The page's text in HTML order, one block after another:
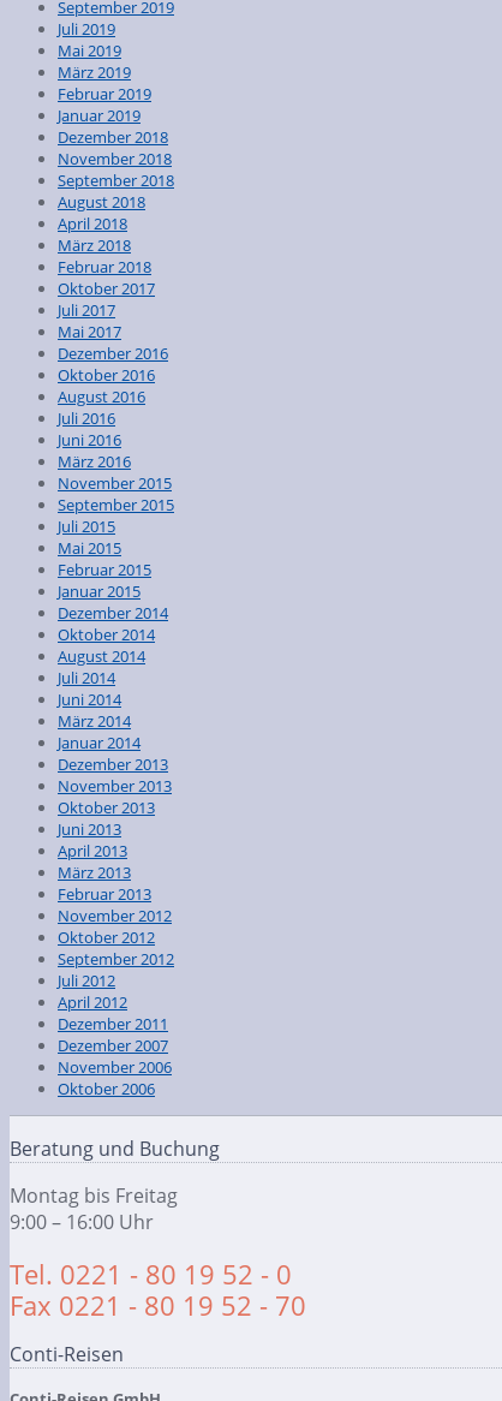
September 2019
Juli 2019
Mai 2019
März 2019
Februar 2019
Januar 2019
Dezember 2018
November 2018
September 2018
August 2018
April 2018
März 2018
Februar 2018
Oktober 2017
Juli 2017
Mai 2017
Dezember 2016
Oktober 2016
August 2016
Juli 2016
Juni 2016
März 2016
November 2015
September 2015
Juli 2015
Mai 2015
Februar 2015
Januar 2015
Dezember 2014
Oktober 2014
August 2014
Juli 2014
Juni 2014
März 2014
Januar 2014
Dezember 2013
November 2013
Oktober 2013
Juni 2013
April 2013
März 2013
Februar 2013
November 2012
Oktober 2012
September 2012
Juli 2012
April 2012
Dezember 2011
Dezember 2007
November 2006
Oktober 2006
Beratung und Buchung
Montag bis Freitag
9:00 – 16:00 Uhr
Tel. 0221 - 80 19 52 - 0
Fax 0221 - 80 19 52 - 70
Conti-Reisen